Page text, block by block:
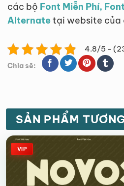
các bộ Font Miễn Phí,
Alternatetại website của
4.8/5 -
Chia sẽ:
SẢN PHẨM
VIP